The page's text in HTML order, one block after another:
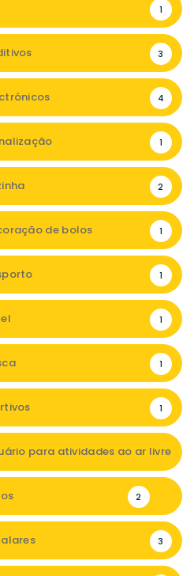
1
3
4
1
2
de bolos 1
1
1
1
1
para atividades ao ar livre
2
3